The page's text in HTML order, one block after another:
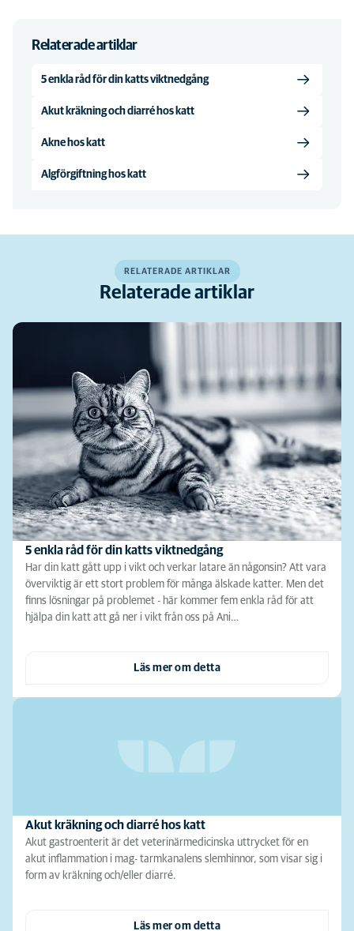
Relaterade artiklar
5 enkla råd för din katts viktnedgång
Akut kräkning och diarré hos katt
Akne hos katt
Algförgiftning hos katt
RELATERADE ARTIKLAR
Relaterade artiklar
5 enkla råd för din katts viktnedgång
Har din katt gått upp i vikt och verkar latare än någonsin? Att vara
överviktig är ett stort problem för många älskade katter. Men det
finns lösningar på problemet - här kommer fem enkla råd för att
hjälpa din katt att gå ner i vikt från oss på Ani…
Läs mer om detta
Akut kräkning och diarré hos katt
Akut gastroenterit är det veterinärmedicinska uttrycket för en
akut inflammation i mag- tarmkanalens slemhinnor, som visar sig i
form av kräkning och/eller diarré.
Läs mer om detta